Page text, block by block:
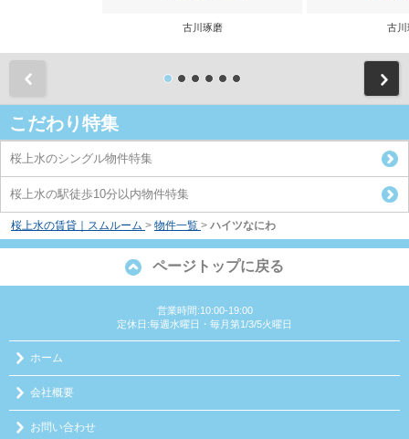
古川琢磨 古川
こだわり特集
桜上水のシングル物件特集
桜上水の駅徒歩10分以内物件特集
桜上水の賃貸｜スムルーム > 物件一覧 > ハイツなにわ
ページトップに戻る
営業時間:10:00-19:00
定休日:毎週水曜日・毎月第1/3/5火曜日
ホーム
会社概要
お問い合わせ